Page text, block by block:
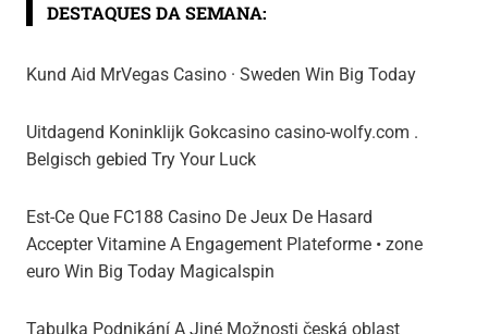
DESTAQUES DA SEMANA:
Kund Aid MrVegas Casino · Sweden Win Big Today
Uitdagend Koninklijk Gokcasino casino-wolfy.com .
Belgisch gebied Try Your Luck
Est-Ce Que FC188 Casino De Jeux De Hasard
Accepter Vitamine A Engagement Plateforme • zone
euro Win Big Today Magicalspin
Tabulka Podnikání A Jiné Možnosti česká oblast